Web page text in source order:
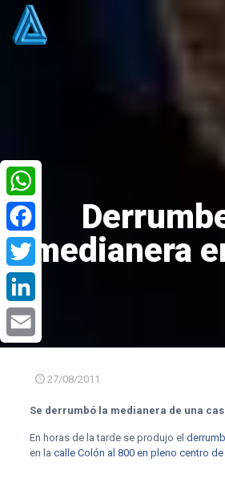
medianera
27/08/2011
Se derrumbó la medianera de una
En horas de la tarde se produjo el
en la calle Colón al 800 en pleno centro de
WhatsApp
Facebook
Twitter
LinkedIn
Email